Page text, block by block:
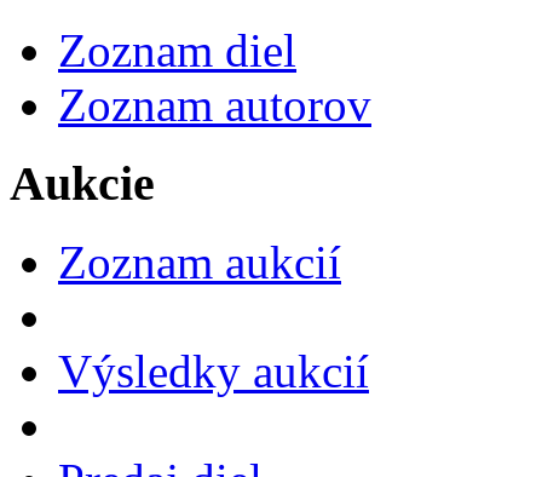
Zoznam diel
Zoznam autorov
Aukcie
Zoznam aukcií
Výsledky aukcií